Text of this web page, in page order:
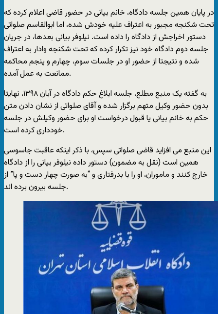
در پایان همین جلسه دادگاه، خانم بیانی در حضور قاضی اعلام کرده که
تحت شکنجه مجبور به اعتراف علیه خودش شده، اما ابوالقاسم صلواتی
دستور اخراجش از دادگاه را داده است. نیلوفر بیانی بعدها، در جریان
جلسه دوم دادگاه خود نیز تکرار کرده که تحت شکنجه وادار به اعتراف
شده و نتیجتا از حضور او در جلسات سوم، چهارم و پنجم محاکمه
ممانعت به عمل آمده.
به گفته یک منبع مطلع، جلسه ابلاغ حکم دادگاه در آبان ۱۳۹۸، نهایتا
بدون حضور وکیل متهم برگزار شده و آقای صلواتی از نشان دادن متن
حکم به خانم بیانی یا قبول درخواست او برای حضور وکیلش در جلسه
خودداری کرده است.
این منبع می افزاید قاضی صلواتی سپس، با ذکر اینکه عاقبت جاسوسی
همین است (نقل به مضمون) دستور داده نیلوفر بیانی را از دادگاه
خارج کنند و ماموران، او را با بدرفتاری و “به صورت چهار دست و پا” از
جلسه بیرون برده اند.